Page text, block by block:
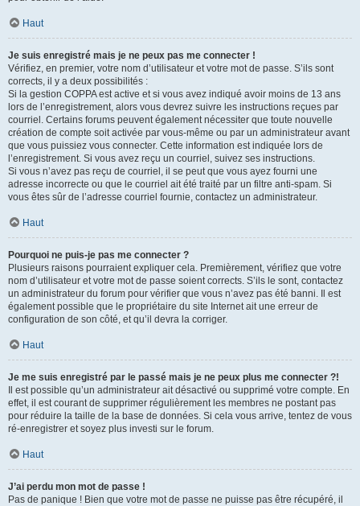
Haut
Je suis enregistré mais je ne peux pas me connecter !
Vérifiez, en premier, votre nom d’utilisateur et votre mot de passe. S’ils sont
corrects, il y a deux possibilités :
Si la gestion COPPA est active et si vous avez indiqué avoir moins de 13 ans
lors de l’enregistrement, alors vous devrez suivre les instructions reçues par
courriel. Certains forums peuvent également nécessiter que toute nouvelle
création de compte soit activée par vous-même ou par un administrateur avant
que vous puissiez vous connecter. Cette information est indiquée lors de
l’enregistrement. Si vous avez reçu un courriel, suivez ses instructions.
Si vous n’avez pas reçu de courriel, il se peut que vous ayez fourni une
adresse incorrecte ou que le courriel ait été traité par un filtre anti-spam. Si
vous êtes sûr de l’adresse courriel fournie, contactez un administrateur.
Haut
Pourquoi ne puis-je pas me connecter ?
Plusieurs raisons pourraient expliquer cela. Premièrement, vérifiez que votre
nom d’utilisateur et votre mot de passe soient corrects. S’ils le sont, contactez
un administrateur du forum pour vérifier que vous n’avez pas été banni. Il est
également possible que le propriétaire du site Internet ait une erreur de
configuration de son côté, et qu’il devra la corriger.
Haut
Je me suis enregistré par le passé mais je ne peux plus me connecter ?!
Il est possible qu’un administrateur ait désactivé ou supprimé votre compte. En
effet, il est courant de supprimer régulièrement les membres ne postant pas
pour réduire la taille de la base de données. Si cela vous arrive, tentez de vous
ré-enregistrer et soyez plus investi sur le forum.
Haut
J’ai perdu mon mot de passe !
Pas de panique ! Bien que votre mot de passe ne puisse pas être récupéré, il